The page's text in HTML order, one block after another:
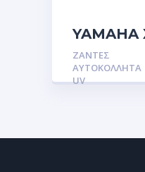
YAMAHA
για της
ΖΆΝΤΕΣ
ΑΥΤΟΚΌΛΛΗΤΑ
UV